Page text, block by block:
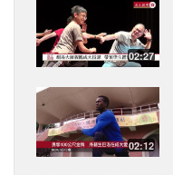
02:27
02:12